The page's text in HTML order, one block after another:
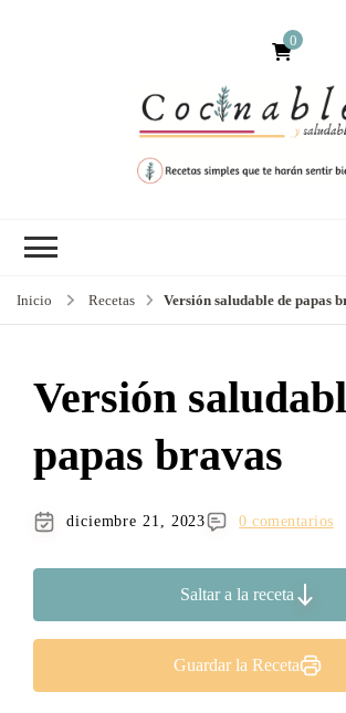
0
Inicio Recetas Versión saludable de papas
Versión
papas bravas
diciembre 21, 2023 0 comentarios
Saltar a la receta
Guardar la Receta